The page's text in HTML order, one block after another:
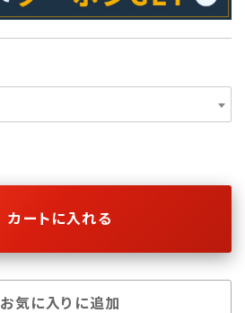
カートに入れる
お気に入りに追加